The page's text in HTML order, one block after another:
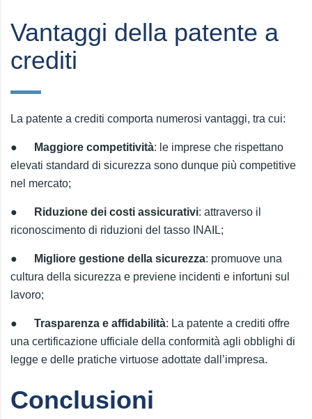
Vantaggi della patente a
crediti
La patente a crediti comporta numerosi vantaggi, tra cui:
● Maggiore competitività: le imprese che rispettano
elevati standard di sicurezza sono dunque più competitive
nel mercato;
● Riduzione dei costi assicurativi: attraverso il
riconoscimento di riduzioni del tasso INAIL;
● Migliore gestione della sicurezza: promuove una
cultura della sicurezza e previene incidenti e infortuni sul
lavoro;
● Trasparenza e affidabilità: La patente a crediti offre
una certificazione ufficiale della conformità agli obblighi di
legge e delle pratiche virtuose adottate dall’impresa.
Conclusioni